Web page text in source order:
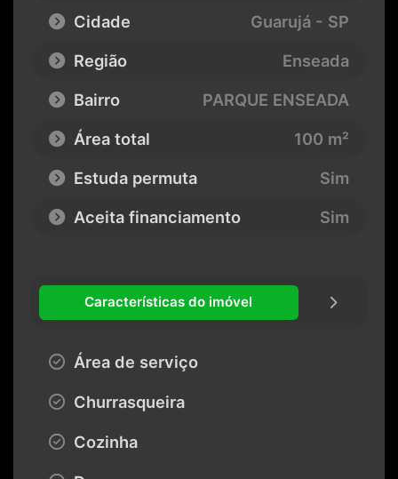
Cidade
Guarujá - SP
Região
Enseada
Bairro
PARQUE ENSEADA
Área total
100 m²
Estuda permuta
Sim
Aceita financiamento
Sim
Características do imóvel
Área de serviço
Churrasqueira
Cozinha